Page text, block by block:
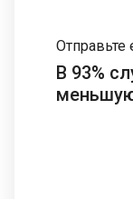
Отправьте
В 93%